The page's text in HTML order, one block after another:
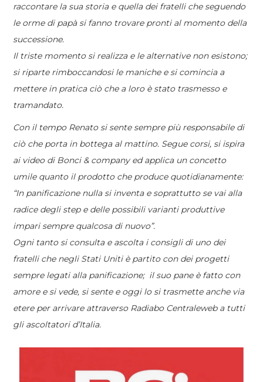
raccontare la sua storia e quella dei fratelli che seguendo
le orme di papà si fanno trovare pronti al momento della
successione.
Il triste momento si realizza e le alternative non esistono;
si riparte rimboccandosi le maniche e si comincia a
mettere in pratica ciò che a loro è stato trasmesso e
tramandato.
Con il tempo Renato si sente sempre più responsabile di
ciò che porta in bottega al mattino. Segue corsi, si ispira
ai video di Bonci & company ed applica un concetto
umile quanto il prodotto che produce quotidianamente:
“In panificazione nulla si inventa e soprattutto se vai alla
radice degli step e delle possibili varianti produttive
impari sempre qualcosa di nuovo”.
Ogni tanto si consulta e ascolta i consigli di uno dei
fratelli che negli Stati Uniti è partito con dei progetti
sempre legati alla panificazione; il suo pane è fatto con
amore e si vede, si sente e oggi lo si trasmette anche via
etere per arrivare attraverso Radiabo Centraleweb a tutti
gli ascoltatori d’Italia.